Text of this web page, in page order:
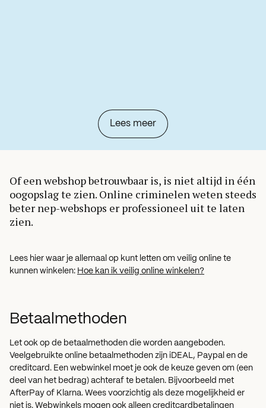
Lees meer
Of een webshop betrouwbaar is, is niet altijd in één
oogopslag te zien. Online criminelen weten steeds
beter nep-webshops er professioneel uit te laten
zien.
Lees hier waar je allemaal op kunt letten om veilig online te
kunnen winkelen: Hoe kan ik veilig online winkelen?
Betaalmethoden
Let ook op de betaalmethoden die worden aangeboden.
Veelgebruikte online betaalmethoden zijn iDEAL, Paypal en de
creditcard. Een webwinkel moet je ook de keuze geven om (een
deel van het bedrag) achteraf te betalen. Bijvoorbeeld met
AfterPay of Klarna. Wees voorzichtig als deze mogelijkheid er
niet is. Webwinkels mogen ook alleen creditcardbetalingen